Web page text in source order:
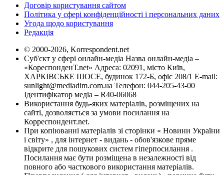
Договір користування сайтом
Політика у сфері конфіденційності і персональних даних
Угода щодо користування
Редакція
© 2000-2026, Korrespondent.net
Суб'єкт у сфері онлайн-медіа Назва онлайн-медіа –
«КореспонденТ.net» Адреса: 02091, місто Київ,
ХАРКІВСЬКЕ ШОСЕ, будинок 172-Б, офіс 208/1 E-mail:
sunlight@mediadim.com.ua Телефон: 044-205-43-00
Ідентифікатор медіа – R40-06068
Використання будь-яких матеріалів, розміщених на
сайті, дозволяється за умови посилання на
Корреспондент.net.
При копіюванні матеріалів зі сторінки « Новини України
і світу» , для інтернет - видань - обов'язкове пряме
відкрите для пошукових систем гіперпосилання .
Посилання має бути розміщена в незалежності від
повного або часткового використання матеріалів.